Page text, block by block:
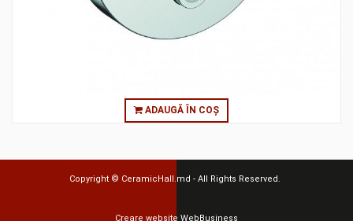
ADAUGĂ ÎN COȘ
Copyright © CeramicHall.md - All Rights Reserved.
Creare website WebBusiness